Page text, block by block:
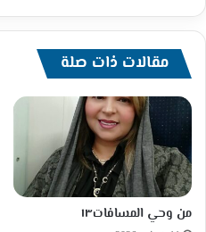
مقالات ذات صلة
من وحي المسافات١٣